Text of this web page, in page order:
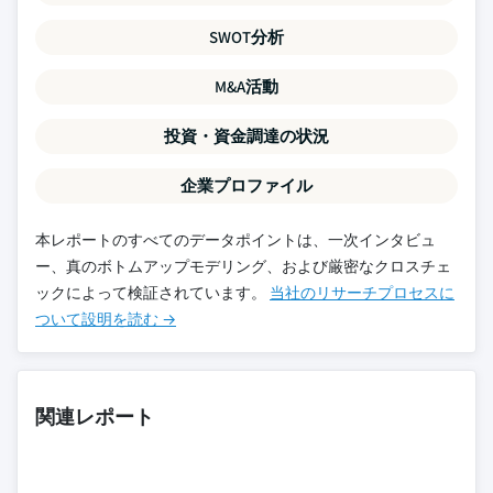
SWOT分析
M&A活動
投資・資金調達の状況
企業プロファイル
本レポートのすべてのデータポイントは、一次インタビュ
ー、真のボトムアップモデリング、および厳密なクロスチェ
ックによって検証されています。 当社のリサーチプロセスに
ついて設明を読む →
関連レポート